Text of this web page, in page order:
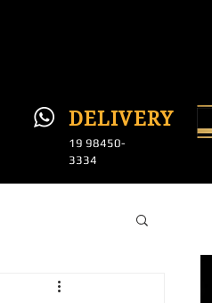
DELIVERY
19 98450-
3334